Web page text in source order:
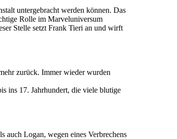
untergebracht werden können. Das
Rolle im Marveluniversum
Stelle setzt Frank Tieri an und wirft
zurück. Immer wieder wurden
ins 17. Jahrhundert, die viele blutige
auch Logan, wegen eines Verbrechens